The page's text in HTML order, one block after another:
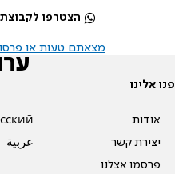
הצטרפו לקבוצת
מצאתם טעות או
פנו אלינו
אודות
יצירת קשר
פרסמו אצלנו
عربية